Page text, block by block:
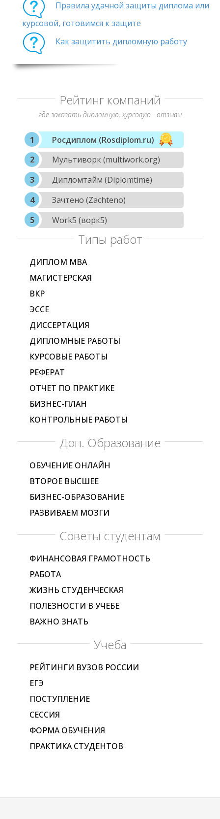
Правила удачной защиты диплома или
курсовой, готовимся к защите
Как защитить дипломную работу
Рейтинг компаний
где заказать дипломную, курсовую - отзывы
Росдиплом (Rosdiplom.ru)
Мультиворк (multiwork.org)
Дипломтайм (Diplomtime)
Зачтено (Zachteno)
Work5 (ворк5)
Типы работ
ДИПЛОМ МВА
МАГИСТЕРСКАЯ
ВКР
ЭССЕ
ДИССЕРТАЦИЯ
ДИПЛОМНЫЕ РАБОТЫ
КУРСОВЫЕ РАБОТЫ
РЕФЕРАТ
ОТЧЕТ ПО ПРАКТИКЕ
БИЗНЕС-ПЛАН
КОНТРОЛЬНЫЕ РАБОТЫ
Доп. Образование
ОБУЧЕНИЕ ОНЛАЙН
ВТОРОЕ ВЫСШЕЕ
БИЗНЕС-ОБРАЗОВАНИЕ
РАЗВИВАЕМ МОЗГИ
Советы студентам
ФИНАНСОВАЯ ГРАМОТНОСТЬ
РАБОТА
ЖИЗНЬ СТУДЕНЧЕСКАЯ
ПОЛЕЗНОСТИ В УЧЕБЕ
ВАЖНО ЗНАТЬ
Учеба
РЕЙТИНГИ ВУЗОВ РОССИИ
ЕГЭ
ПОСТУПЛЕНИЕ
СЕССИЯ
ФОРМА ОБУЧЕНИЯ
ПРАКТИКА СТУДЕНТОВ